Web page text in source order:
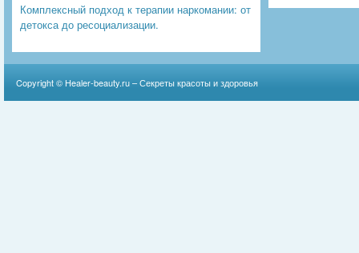
Комплексный подход к терапии наркомании: от
детокса до ресоциализации.
Copyright © Healer-beauty.ru – Секреты красоты и здоровья